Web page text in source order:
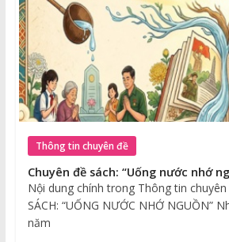
Thông tin chuyên đề
Chuyên đề sách: “Uống nước nhớ
Nội dung chính trong Thông tin chuyên
SÁCH: “UỐNG NƯỚC NHỚ NGUỒN”
năm